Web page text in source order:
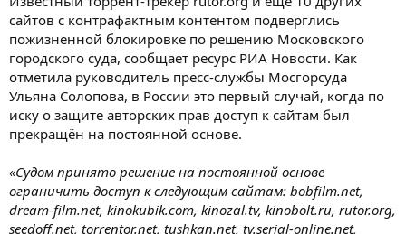
сайтов с контрафактным контентом подверглись
пожизненной блокировке по решению Московского
городского суда, сообщает ресурс РИА Новости. Как
отметила руководитель пресс-службы Мосгорсуда
Ульяна Солопова, в России это первый случай, когда по
иску о защите авторских прав доступ к сайтам был
прекращён на постоянной основе.
«Судом принято решение на постоянной основе
ограничить доступ к следующим сайтам: bobfilm.net,
dream-film.net, kinokubik.com, kinozal.tv, kinobolt.ru, rutor.org,
seedoff.net, torrentor.net, tushkan.net, tv.serial-online.net,